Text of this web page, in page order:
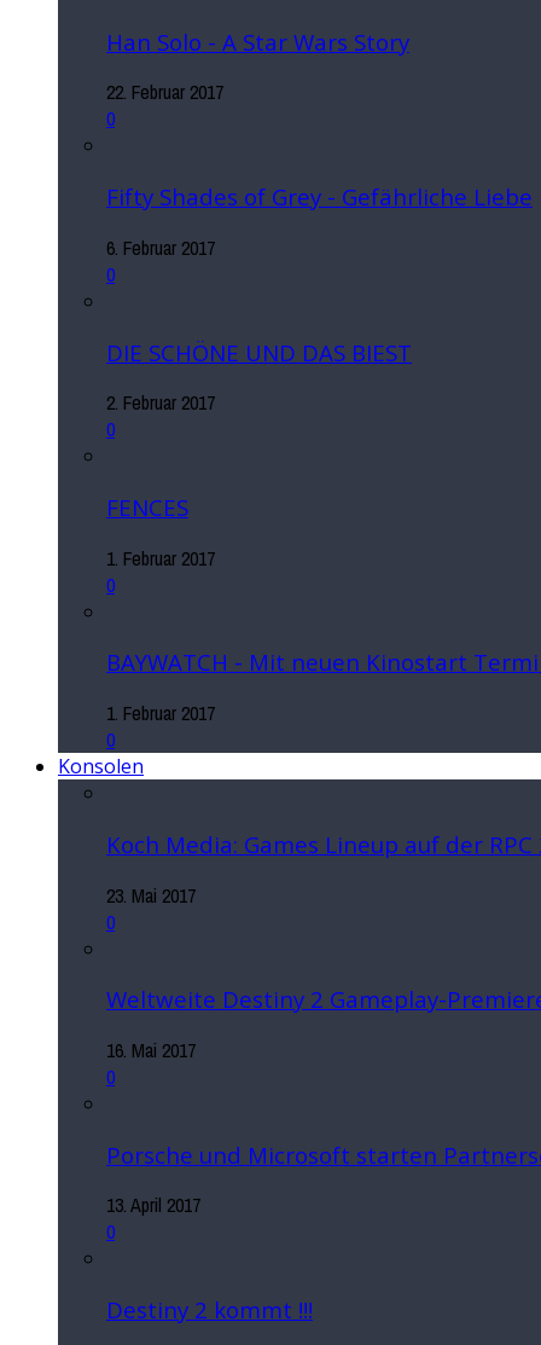
Han Solo - A Star Wars Story
22. Februar 2017
0
Fifty Shades of Grey - Gefährliche Liebe
6. Februar 2017
0
DIE SCHÖNE UND DAS BIEST
2. Februar 2017
0
FENCES
1. Februar 2017
0
BAYWATCH - Mit neuen Kinostart
1. Februar 2017
0
Konsolen
Koch Media: Games Lineup auf der RPC
23. Mai 2017
0
Weltweite Destiny 2 Gameplay-
16. Mai 2017
0
Porsche und Microsoft starten
13. April 2017
0
Destiny 2 kommt !!!